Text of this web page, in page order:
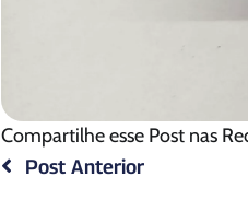
Compartilhe esse Post nas
Post Anterior